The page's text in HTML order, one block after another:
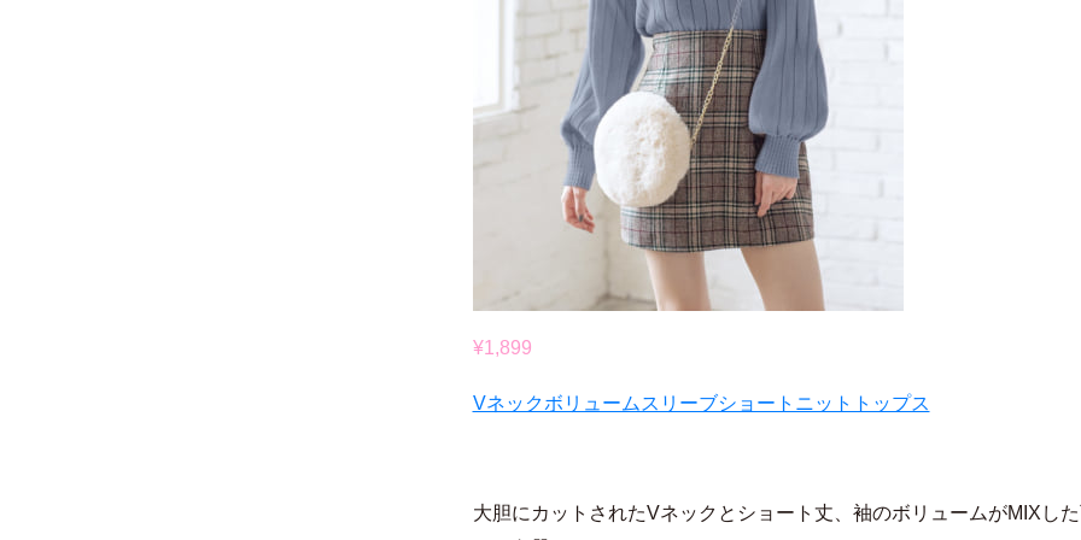
¥1,899
Vネックボリュームスリーブショートニットトップス
大胆にカットされたVネックとショート丈、袖のボリュームがMIXし